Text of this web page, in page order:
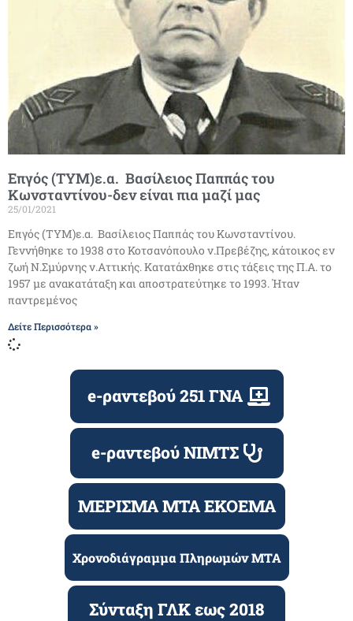
Επγός (ΤΥΜ)ε.α. Βασίλειος Παππάς του
Κωνσταντίνου-δεν είναι πια μαζί μας
25/01/2021
Επγός (ΤΥΜ)ε.α. Βασίλειος Παππάς του Κωνσταντίνου.
Γεννήθηκε το 1938 στο Κοτσανόπουλο ν.Πρεβέζης, κάτοικος εν
ζωή Ν.Σμύρνης ν.Αττικής. Κατατάχθηκε στις τάξεις της Π.Α. το
1957 με ανακατάταξη και αποστρατεύτηκε το 1993. Ήταν
παντρεμένος
Δείτε Περισσότερα »
e-ραντεβού 251 ΓΝΑ
e-ραντεβού ΝΙΜΤΣ
ΜΕΡΙΣΜΑ ΜΤΑ ΕΚΟΕΜΑ
Χρονοδιάγραμμα Πληρωμών ΜΤΑ
Σύνταξη ΓΛΚ εως 2018